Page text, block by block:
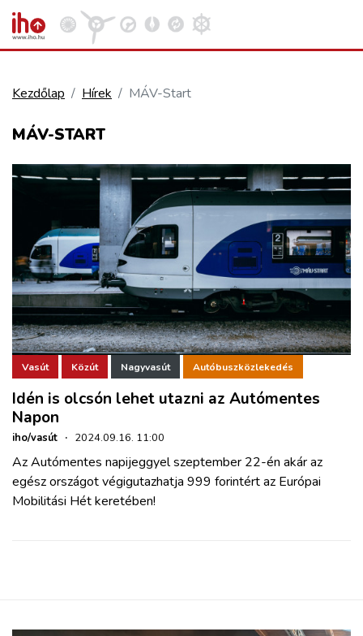
VASÚT
KÖZÚT
REPÜLÉS
KÖZLEKEDÉSFEJLESZTÉS
ELLÁTÁSI LÁNC
ZÖLDÚT
HAJÓZÁS
BLOG
Kezdőlap Hírek MÁV-Start
MÁV-START
Vasút Közút Nagyvasút Autóbuszközlekedés
Idén is olcsón lehet utazni az Autómentes
Napon
iho/vasút · 2024.09.16. 11:00
Az Autómentes napijeggyel szeptember 22-én akár az
egész országot végigutazhatja 999 forintért az Európai
Mobilitási Hét keretében!